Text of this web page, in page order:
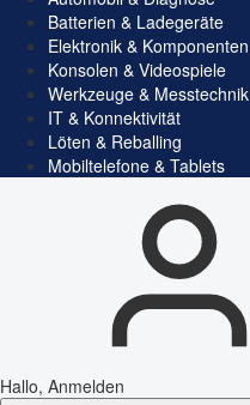
Batterien & Ladegeräte
Elektronik & Komponenten
Konsolen & Videospiele
Werkzeuge & Messtechnik
IT & Konnektivität
Löten & Reballing
Mobiltelefone & Tablets
Hallo, Anmelden